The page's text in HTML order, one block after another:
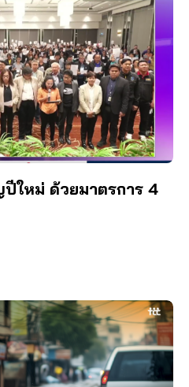
ใหม่ ด้วยมาตรการ 4